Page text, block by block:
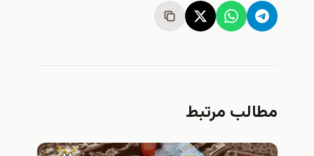
مطالب مرتبط